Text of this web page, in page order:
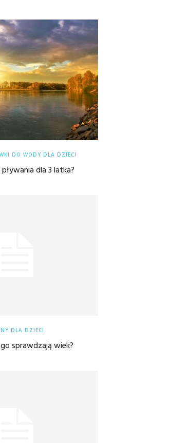
DO WODY DLA DZIECI
dla 3 latka?
DLA DZIECI
sprawdzają wiek?